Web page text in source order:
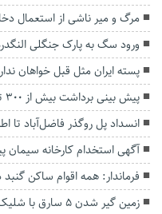
مرگ و میر ناشی از استعمال
ورود سگ به پارک جنگلی
پسته ایران مثل قبل خواهان
پیش بینی برداشت بیش از ٣٠٠ تن آلبالو و گیلاس از باغ های آزادشهر
انسداد پل روگذر فاضل‌آباد تا
آگهی استخدام کارخانه سیمان
فرماندار: همه اقوام ساکن گنبد در انتخابات ۱۱
زمین گیر شدن ۵ سارق با شلیک پلیس گلستان